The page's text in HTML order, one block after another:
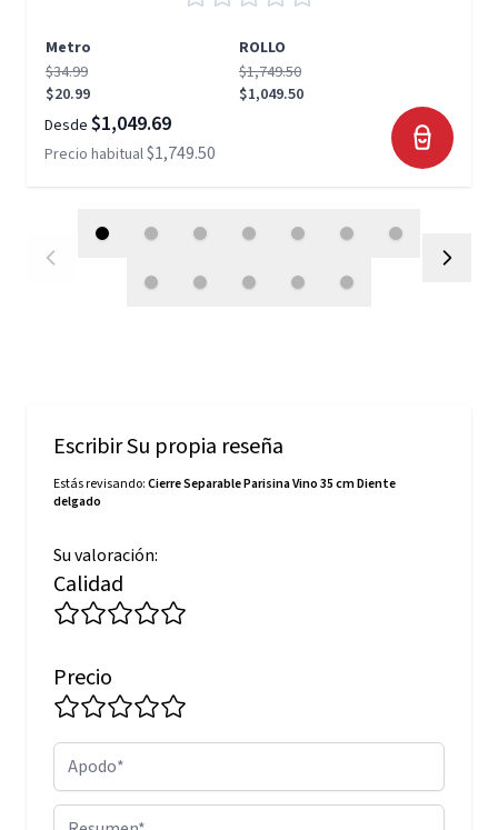
Metro
ROLLO
$34.99
$20.99
$1,749.50
$1,049.50
Desde $1,049.69
Precio habitual$1,749.50
Escribir Su propia reseña
Estás revisando:Cierre Separable Parisina Vino 35 cm Diente
delgado
Su valoración:
Calidad
Precio
Apodo
Resumen